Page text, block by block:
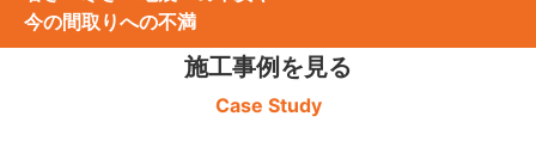
今の間取りへの不満
施工事例を見る
Case Study